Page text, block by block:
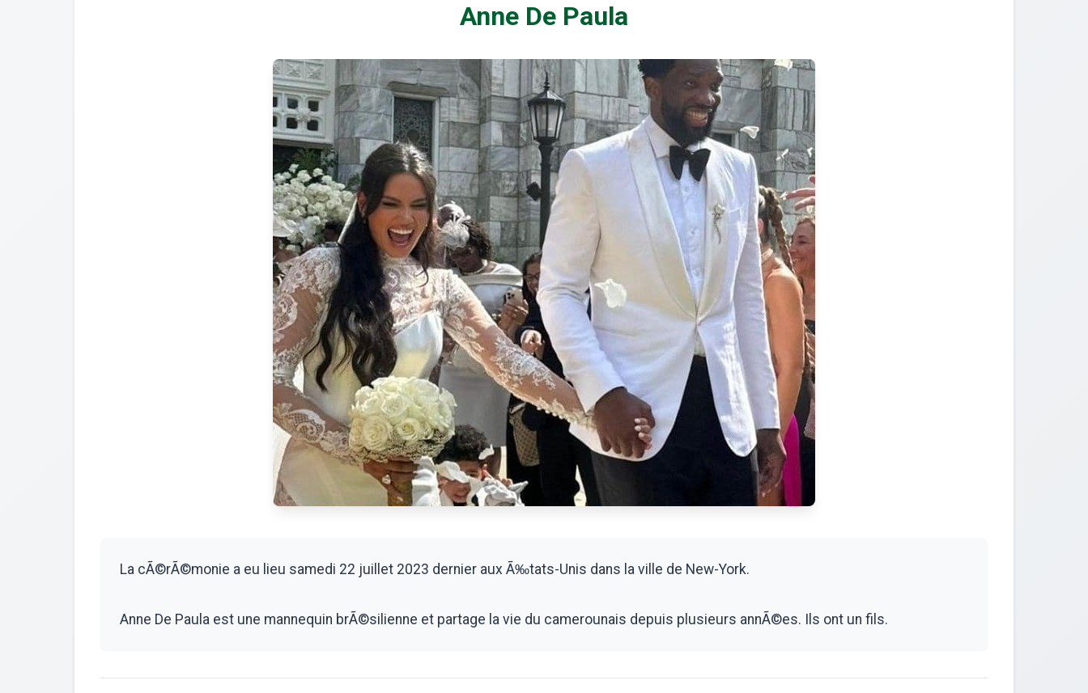
Anne De Paula
La cÃ©rÃ©monie a eu lieu samedi 22 juillet 2023 dernier aux Ã‰tats-Unis dans la ville de New-York.
Anne De Paula est une mannequin brÃ©silienne et partage la vie du camerounais depuis plusieurs annÃ©es. Ils ont un fils.